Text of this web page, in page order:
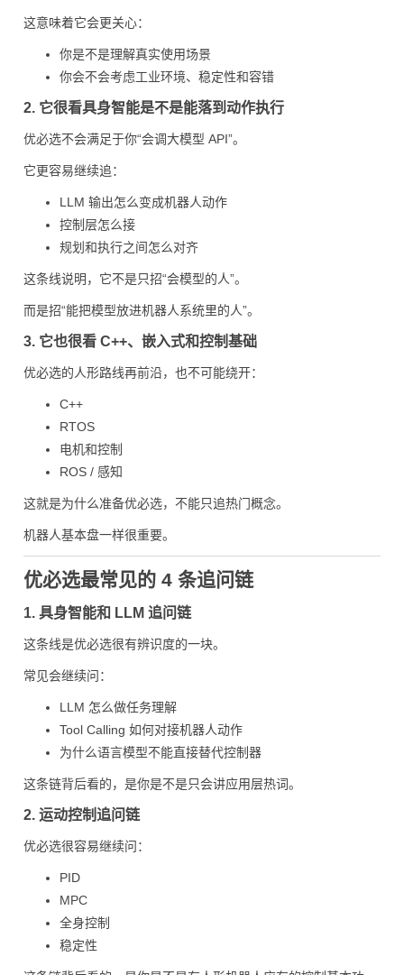
这意味着它会更关心：
你是不是理解真实使用场景
你会不会考虑工业环境、稳定性和容错
2. 它很看具身智能是不是能落到动作执行
优必选不会满足于你“会调大模型 API”。
它更容易继续追：
LLM 输出怎么变成机器人动作
控制层怎么接
规划和执行之间怎么对齐
这条线说明，它不是只招“会模型的人”。
而是招“能把模型放进机器人系统里的人”。
3. 它也很看 C++、嵌入式和控制基础
优必选的人形路线再前沿，也不可能绕开：
C++
RTOS
电机和控制
ROS / 感知
这就是为什么准备优必选，不能只追热门概念。
机器人基本盘一样很重要。
优必选最常见的 4 条追问链
1. 具身智能和 LLM 追问链
这条线是优必选很有辨识度的一块。
常见会继续问：
LLM 怎么做任务理解
Tool Calling 如何对接机器人动作
为什么语言模型不能直接替代控制器
这条链背后看的，是你是不是只会讲应用层热词。
2. 运动控制追问链
优必选很容易继续问：
PID
MPC
全身控制
稳定性